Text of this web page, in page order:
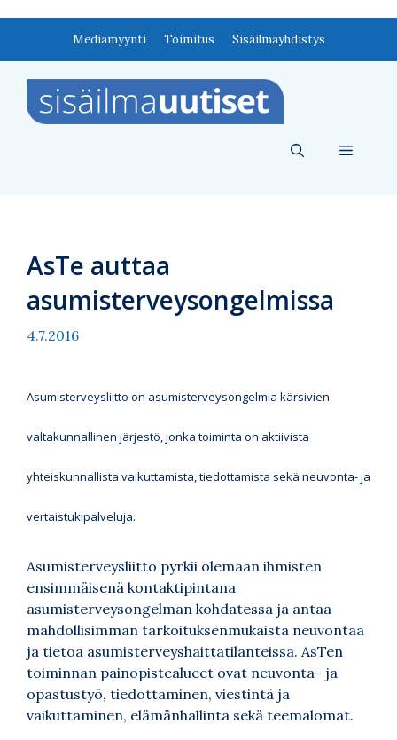
Mediamyynti Toimitus Sisäilmayhdistys
Valikko
AsTe auttaa
asumisterveysongelmissa
4.7.2016
Asumisterveysliitto on asumisterveysongelmia kärsivien
valtakunnallinen järjestö, jonka toiminta on aktiivista
yhteiskunnallista vaikuttamista, tiedottamista sekä neuvonta- ja
vertaistukipalveluja.
Asumisterveysliitto pyrkii olemaan ihmisten
ensimmäisenä kontaktipintana
asumisterveysongelman kohdatessa ja antaa
mahdollisimman tarkoituksenmukaista neuvontaa
ja tietoa asumisterveyshaittatilanteissa. AsTen
toiminnan painopistealueet ovat neuvonta- ja
opastustyö, tiedottaminen, viestintä ja
vaikuttaminen, elämänhallinta sekä teemalomat.